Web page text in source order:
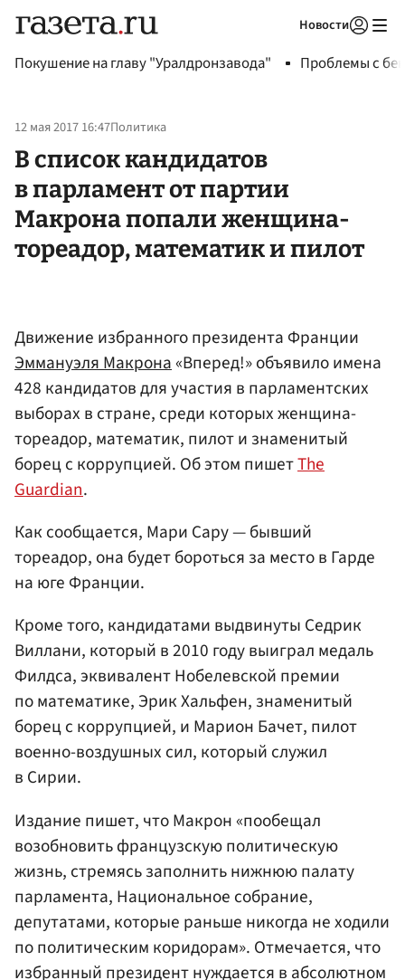
Новости
Покушение на главу "Уралдронзавода" Проблемы с
12 мая 2017 16:47Политика
В список кандидатов
в парламент от партии
Макрона попали женщина-
тореадор, математик и пилот
Движение избранного президента Франции
Эммануэля Макрона«Вперед!» объявило имена
428 кандидатов для участия в парламентских
выборах в стране, среди которых женщина-
тореадор, математик, пилот и знаменитый
борец с коррупцией. Об этом пишетThe
Guardian.
Как сообщается, Мари Сару — бывший
тореадор, она будет бороться за место в Гарде
на юге Франции.
Кроме того, кандидатами выдвинуты Седрик
Виллани, который в 2010 году выиграл медаль
Филдса, эквивалент Нобелевской премии
по математике, Эрик Хальфен, знаменитый
борец с коррупцией, и Марион Бачет, пилот
военно-воздушных сил, который служил
в Сирии.
Издание пишет, что Макрон «пообещал
возобновить французскую политическую
жизнь, стремясь заполнить нижнюю палату
парламента, Национальное собрание,
депутатами, которые раньше никогда не ходили
по политическим коридорам». Отмечается, что
избранный президент нуждается в абсолютном